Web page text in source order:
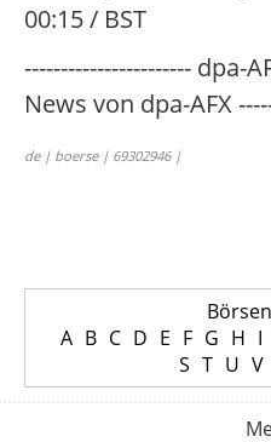
00:15 / BST
----------------------- dpa-
News von dpa-AFX
de | boerse | 69302946 |
A B C D E F G H I
S T U V